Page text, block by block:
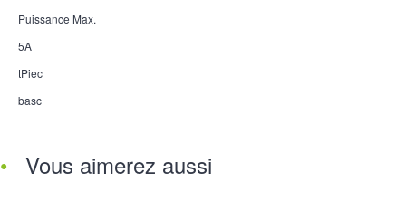
Puissance Max.
5A
tPiec
basc
Vous aimerez aussi